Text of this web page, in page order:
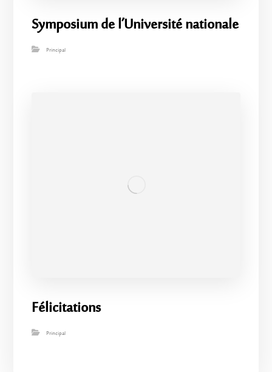
Symposium de l’Université nationale
Principal
Félicitations
Principal